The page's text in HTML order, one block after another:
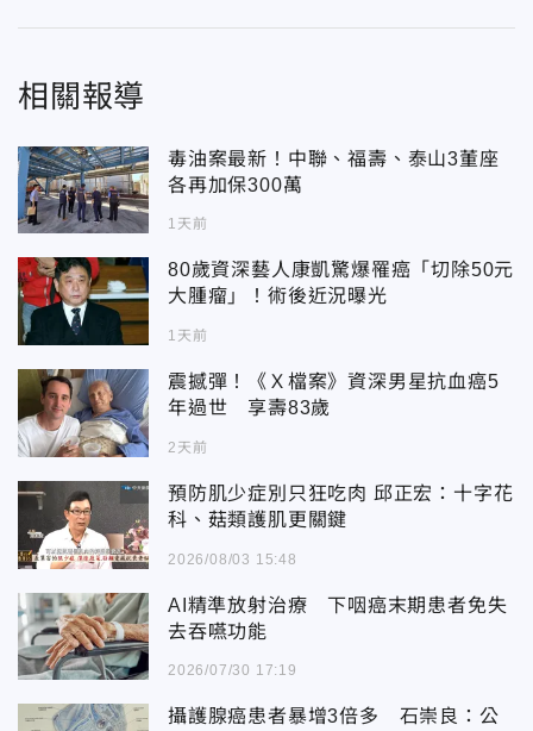
相關報導
毒油案最新！中聯、福壽、泰山3董座
各再加保300萬
1天前
80歲資深藝人康凱驚爆罹癌「切除50元
大腫瘤」！術後近況曝光
1天前
震撼彈！《Ｘ檔案》資深男星抗血癌5
年過世 享壽83歲
2天前
預防肌少症別只狂吃肉 邱正宏：十字花
科、菇類護肌更關鍵
2026/08/03 15:48
AI精準放射治療 下咽癌末期患者免失
去吞嚥功能
2026/07/30 17:19
攝護腺癌患者暴增3倍多 石崇良：公